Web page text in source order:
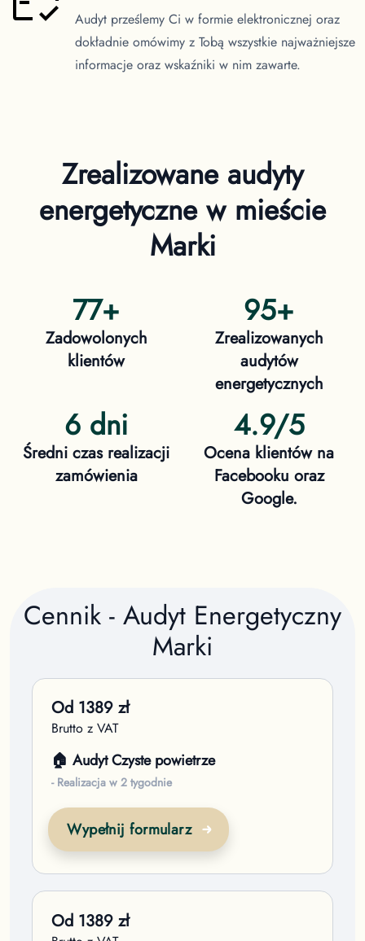
Audyt prześlemy Ci w formie elektronicznej oraz
dokładnie omówimy z Tobą wszystkie najważniejsze
informacje oraz wskaźniki w nim zawarte.
Zrealizowane audyty
energetyczne w mieście
Marki
77+
Zadowolonych
klientów
95+
Zrealizowanych
audytów
energetycznych
6 dni
Średni czas realizacji
zamówienia
4.9/5
Ocena klientów na
Facebooku oraz
Google.
Cennik - Audyt Energetyczny
Marki
Od 1389 zł
Brutto z VAT
🏠 Audyt Czyste powietrze
- Realizacja w 2 tygodnie
Wypełnij formularz
Od 1389 zł